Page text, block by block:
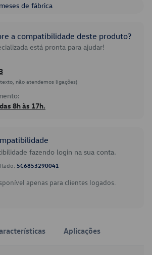
de fábrica
a compatibilidade deste produto?
está pronta para ajudar!
não atendemos ligações)
8h às 17h.
fazendo login na sua conta.
5C6853290041
apenas para clientes logados.
Aplicações